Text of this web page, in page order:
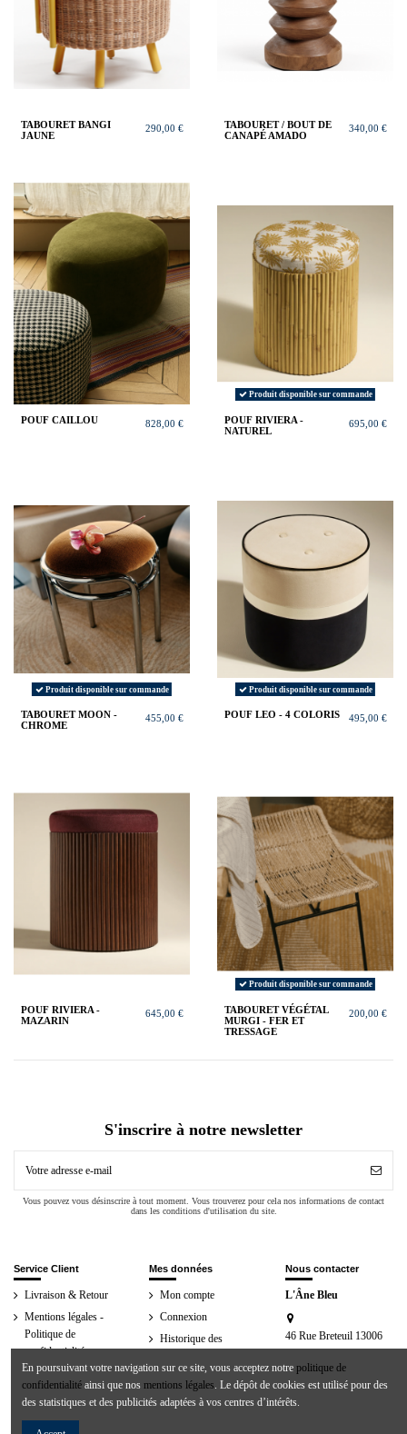
TABOURET BANGI
JAUNE
290,00 €
TABOURET / BOUT DE
CANAPÉ AMADO
340,00 €
POUF CAILLOU 828,00 €
Produit disponible sur commande
POUF RIVIERA -
NATUREL
695,00 €
Produit disponible sur commande
TABOURET MOON -
CHROME
455,00 €
Produit disponible sur commande
POUF LEO - 4 COLORIS 495,00 €
POUF RIVIERA -
MAZARIN
645,00 €
Produit disponible sur commande
TABOURET VÉGÉTAL
MURGI - FER ET
TRESSAGE
200,00 €
S'inscrire à notre newsletter
Vous pouvez vous désinscrire à tout moment. Vous trouverez pour cela nos informations de contact
dans les conditions d'utilisation du site.
Service Client
Livraison & Retour
Mentions légales -
Politique de
confidentialité
Conditions générales
de ventes
Paiement sécurisé
Mes données
Mon compte
Connexion
Historique des
Nous contacter
L'Âne Bleu
46 Rue Breteuil 13006
04 91 81 12 00
En poursuivant votre navigation sur ce site, vous acceptez notre politique de
confidentialité ainsi que nos mentions légales. Le dépôt de cookies est utilisé pour des
des statistiques et des publicités adaptées à vos centres d’intérêts.